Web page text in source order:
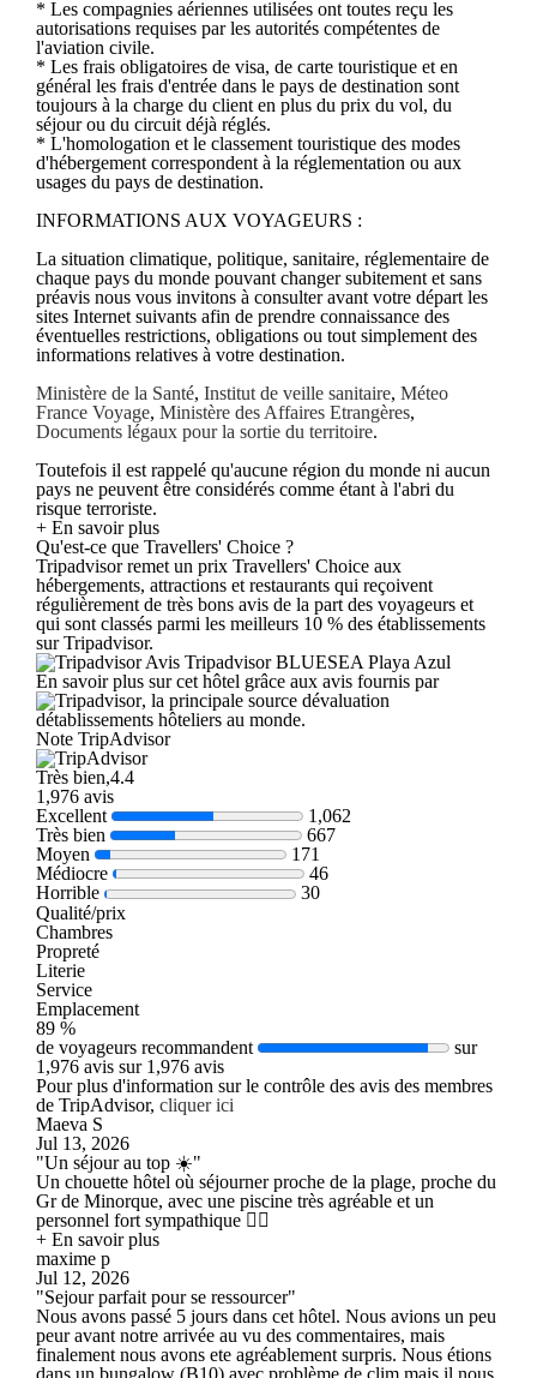
* Les compagnies aériennes utilisées ont toutes reçu les
autorisations requises par les autorités compétentes de
l'aviation civile.
* Les frais obligatoires de visa, de carte touristique et en
général les frais d'entrée dans le pays de destination sont
toujours à la charge du client en plus du prix du vol, du
séjour ou du circuit déjà réglés.
* L'homologation et le classement touristique des modes
d'hébergement correspondent à la réglementation ou aux
usages du pays de destination.
INFORMATIONS AUX VOYAGEURS :
La situation climatique, politique, sanitaire, réglementaire de
chaque pays du monde pouvant changer subitement et sans
préavis nous vous invitons à consulter avant votre départ les
sites Internet suivants afin de prendre connaissance des
éventuelles restrictions, obligations ou tout simplement des
informations relatives à votre destination.
Ministère de la Santé, Institut de veille sanitaire, Méteo
France Voyage, Ministère des Affaires Etrangères,
Documents légaux pour la sortie du territoire.
Toutefois il est rappelé qu'aucune région du monde ni aucun
pays ne peuvent être considérés comme étant à l'abri du
risque terroriste.
+ En savoir plus
Qu'est-ce que Travellers' Choice ?
Tripadvisor remet un prix Travellers' Choice aux
hébergements, attractions et restaurants qui reçoivent
régulièrement de très bons avis de la part des voyageurs et
qui sont classés parmi les meilleurs 10 % des établissements
sur Tripadvisor.
Avis Tripadvisor BLUESEA Playa Azul
En savoir plus sur cet hôtel grâce aux avis fournis par
, la principale source dévaluation
détablissements hôteliers au monde.
Note TripAdvisor
Très bien,4.4
1,976 avis
Excellent
1,062
Très bien
667
Moyen
171
Médiocre
46
Horrible
30
Qualité/prix
Chambres
Propreté
Literie
Service
Emplacement
89 %
de voyageurs recommandent
sur
1,976 avis sur 1,976 avis
Pour plus d'information sur le contrôle des avis des membres
de TripAdvisor, cliquer ici
Maeva S
Jul 13, 2026
"Un séjour au top ☀️"
Un chouette hôtel où séjourner proche de la plage, proche du
Gr de Minorque, avec une piscine très agréable et un
personnel fort sympathique 👌🏾
+ En savoir plus
maxime p
Jul 12, 2026
"Sejour parfait pour se ressourcer"
Nous avons passé 5 jours dans cet hôtel. Nous avions un peu
peur avant notre arrivée au vu des commentaires, mais
finalement nous avons ete agréablement surpris. Nous étions
dans un bungalow (B10) avec problème de clim mais il nous